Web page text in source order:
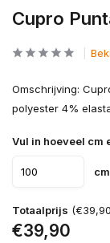
Cupro
Omschrijving:
polyester 4%
Vul in hoeveel cm
cm
Totaalprijs
€39,90